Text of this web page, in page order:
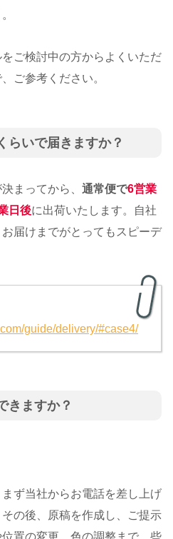
ご検討中の方からよくいただ
ご参考ください。
らいで届きますか？
まってから、 通常便で6営業
日後に出荷いたします。自社
届けまでがとってもスピーデ
guide/delivery/#case4/
きますか？
ず当社からお電話を差し上げ
の後、原稿を作成し、ご提示
置の変更、色の調整まで、些